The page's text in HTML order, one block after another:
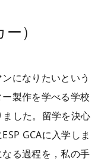
）
になりたいという
製作を学べる学校
ました。留学を決心
GCAに入学しま
る過程を，私の手